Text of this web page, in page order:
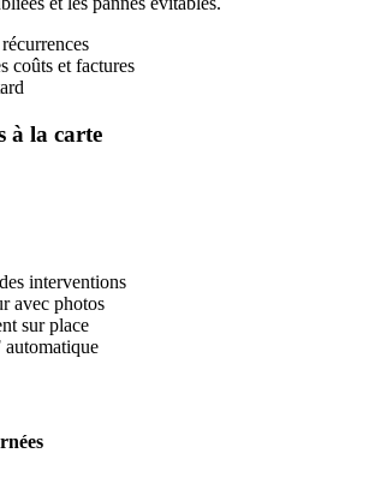
coûts et factures
à la carte
interventions
avec photos
sur place